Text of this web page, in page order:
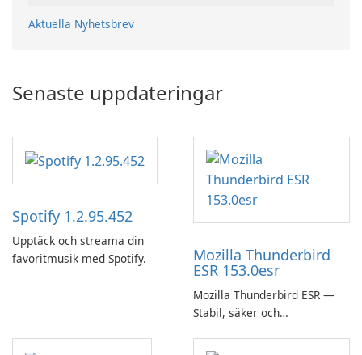
Aktuella Nyhetsbrev
Senaste uppdateringar
Spotify 1.2.95.452
Upptäck och streama din
favoritmusik med Spotify.
Mozilla Thunderbird
ESR 153.0esr
Mozilla Thunderbird ESR —
Stabil, säker och